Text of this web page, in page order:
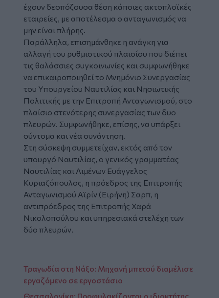
έχουν δεσπόζουσα θέση κάποιες ακτοπλοϊκές
εταιρείες, με αποτέλεσμα ο ανταγωνισμός να
μην είναι πλήρης.
Παράλληλα, επισημάνθηκε η ανάγκη για
αλλαγή του ρυθμιστικού πλαισίου που διέπει
τις θαλάσσιες συγκοινωνίες και συμφωνήθηκε
να επικαιροποιηθεί το Μνημόνιο Συνεργασίας
του Υπουργείου Ναυτιλίας και Νησιωτικής
Πολιτικής με την Επιτροπή Ανταγωνισμού, στο
πλαίσιο στενότερης συνεργασίας των δυο
πλευρών. Συμφωνήθηκε, επίσης, να υπάρξει
σύντομα και νέα συνάντηση.
Στη σύσκεψη συμμετείχαν, εκτός από τον
υπουργό Ναυτιλίας, ο γενικός γραμματέας
Ναυτιλίας και Λιμένων Ευάγγελος
Κυριαζόπουλος, η πρόεδρος της Επιτροπής
Ανταγωνισμού Αϊρίν (Ειρήνη) Σαρπ, η
αντιπρόεδρος της Επιτροπής Χαρά
Νικολοπούλου και υπηρεσιακά στελέχη των
δύο πλευρών.
Τραγωδία στη Νάξο: Μηχανή μπετού διαμέλισε
εργαζόμενο σε εργοστάσιο
Θεσσαλονίκη: Προφυλακίζονται ο ιδιοκτήτης